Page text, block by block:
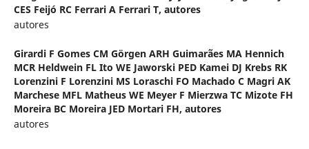
CES Feijó RC Ferrari A Ferrari T, autores
autores
Girardi F Gomes CM Görgen ARH Guimarães MA Hennich
MCR Heldwein FL Ito WE Jaworski PED Kamei DJ Krebs RK
Lorenzini F Lorenzini MS Loraschi FO Machado C Magri AK
Marchese MFL Matheus WE Meyer F Mierzwa TC Mizote FH
Moreira BC Moreira JED Mortari FH, autores
autores